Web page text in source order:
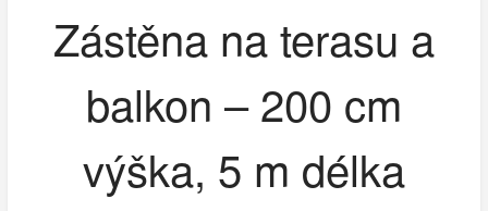
Zástěna na terasu a
balkon – 200 cm
výška, 5 m délka